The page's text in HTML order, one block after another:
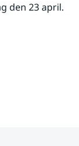
den 23 april.